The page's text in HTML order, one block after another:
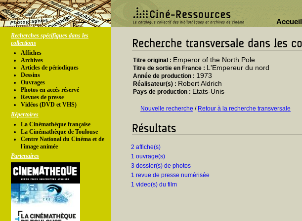
Accueil
Recherches spécifiques dans les
collections
Affiches
Archives
Articles de périodiques
Dessins
Ouvrages
Photos en accés réservé
Revues de presse
Vidéos (DVD et VHS)
Répertoires
La Cinémathèque française
La Cinémathèque de Toulouse
Centre National du Cinéma et de
l'image animée
Partenaires
Titre original : Emperor of the North Pole
Titre de sortie en France : L'Empereur du nord
Année de production : 1973
Réalisateur(s) : Robert Aldrich
Pays de production : Etats-Unis
Nouvelle recherche / Retour à la recherche transversale
2 affiche(s)
1 ouvrage(s)
3 dossier(s) de photos
1 revue de presse numérisée
1 video(s) du film